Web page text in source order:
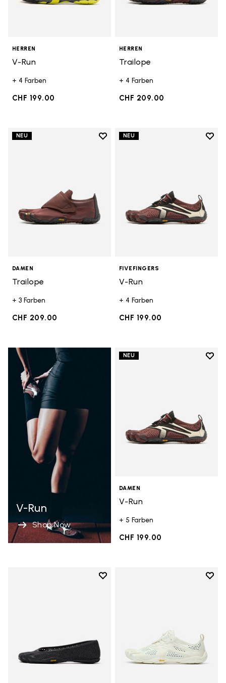
HERREN
V-Run
+ 4 Farben
CHF 199.00
HERREN
Trailope
+ 4 Farben
CHF 209.00
NEU
Add to wishlist
DAMEN
Trailope
+ 3 Farben
CHF 209.00
NEU
Add
FIVEFINGERS
V-Run
+ 4 Farben
CHF 199.00
V-Run
Shop Now
NEU
Add
DAMEN
V-Run
+ 5 Farben
CHF 199.00
Add to wishlist
Add